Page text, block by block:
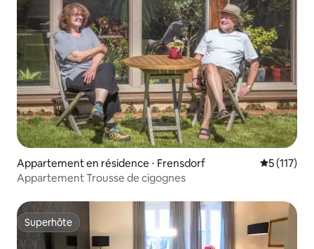
Appartement en résidence ⋅ Frensdorf Évaluation
5 (117)
Appartement Trousse de cigognes
Superhôte
Superhôte